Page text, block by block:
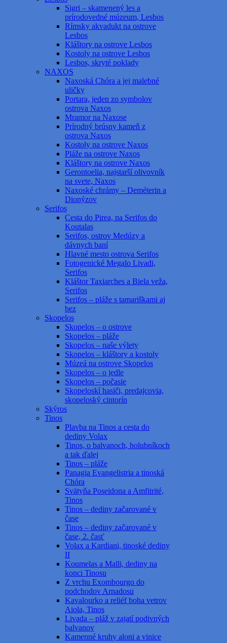
Sigri – skamenený les a
prírodovedné múzeum, Lesbos
Rímsky akvadukt na ostrove
Lesbos
Kláštory na ostrove Lesbos
Kostoly na ostrove Lesbos
Lesbos, skryté poklady
NAXOS
Naxoská Chóra a jej malebné
uličky
Portara, jeden zo symbolov
ostrova Naxos
Mramor na Naxose
Prírodný brúsny kameň z
ostrova Naxos
Kostoly na ostrove Naxos
Pláže na ostrove Naxos
Kláštory na ostrove Naxos
Gerontoelia, najstarší olivovník
na svete, Naxos
Naxoské chrámy – Deméterin a
Dionýzov
Serifos
Cesta do Pirea, na Serifos do
Koutalas
Serifos, ostrov Medúzy a
dávnych baní
Hlavné mesto ostrova Serifos
Fotogenické Megalo Livadi,
Serifos
Kláštor Taxiarches a Biela veža,
Serifos
Serifos – pláže s tamariškami aj
bez
Skopelos
Skopelos – o ostrove
Skopelos – pláže
Skopelos – naše výlety
Skopelos – kláštory a kostoly
Múzeá na ostrove Skopelos
Skopelos – o jedle
Skopelos – počasie
Skopeloskí hasiči, predajcovia,
skopeloský cintorín
Skýros
Tinos
Plavba na Tinos a cesta do
dediny Volax
Tinos, o balvanoch, holubníkoch
a tak ďalej
Tinos – pláže
Panagia Evangelistria a tinoská
Chóra
Svätyňa Poseidona a Amfitrité,
Tinos
Tinos – dediny začarované v
čase
Tinos – dediny začarované v
čase, 2. časť
Volax a Kardiani, tinoské dediny
II
Koumelas a Malli, dediny na
konci Tinosu
Z vrchu Exombourgo do
podchodov Arnadosu
Kavalourko a reliéf boha vetrov
Aiola, Tinos
Livada – pláž v zajatí podivných
balvanov
Kamenné kruhy aloni a vinice